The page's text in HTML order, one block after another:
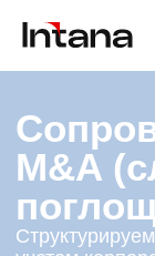
M&A
Структурируем и
учетом
коммерческих
провести покупку,
бизнеса.